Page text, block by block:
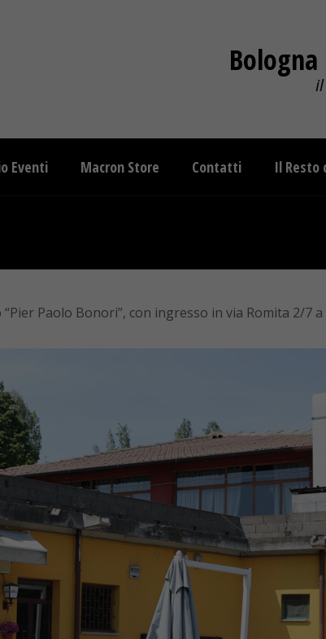
Bologna
Eventi Macron Store Contatti Il Resto
Paolo Bonori”, con ingresso in via Romita 2/7